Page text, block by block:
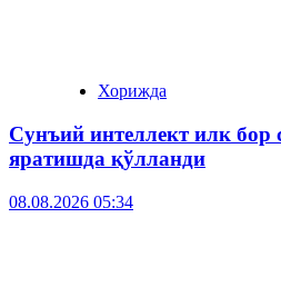
Хорижда
Сунъий интеллект илк бор
яратишда қўлланди
08.08.2026 05:34